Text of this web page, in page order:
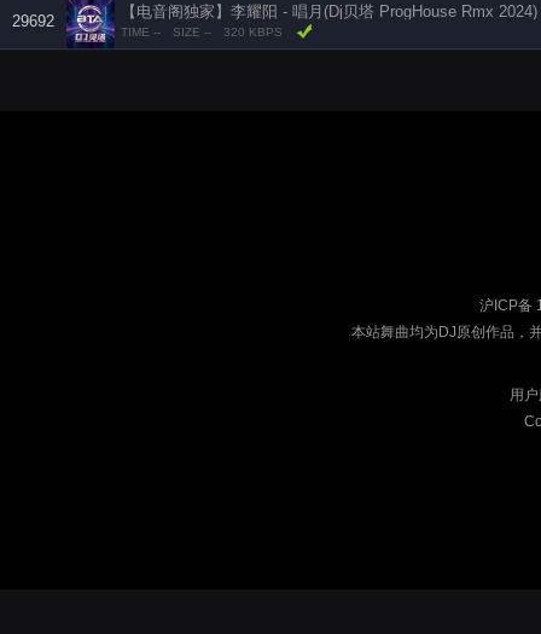
29692
【电音阁独家】李耀阳 - 唱月(Dj贝塔 ProgHouse Rmx 2024)
TIME -- SIZE -- 320 KBPS
沪ICP备
本站舞曲均为DJ原创作品，
用